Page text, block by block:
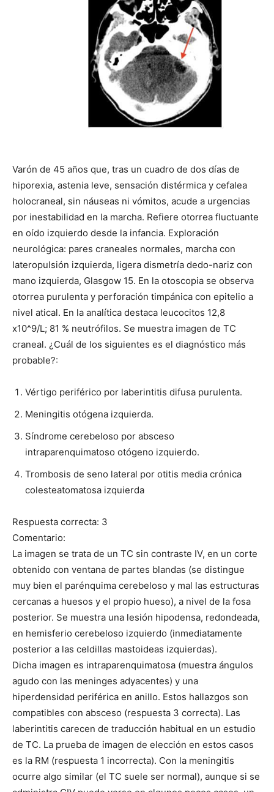
Varón de 45 años que, tras un cuadro de dos días de
hiporexia, astenia leve, sensación distérmica y cefalea
holocraneal, sin náuseas ni vómitos, acude a urgencias
por inestabilidad en la marcha. Refiere otorrea fluctuante
en oído izquierdo desde la infancia. Exploración
neurológica: pares craneales normales, marcha con
lateropulsión izquierda, ligera dismetría dedo-nariz con
mano izquierda, Glasgow 15. En la otoscopia se observa
otorrea purulenta y perforación timpánica con epitelio a
nivel atical. En la analítica destaca leucocitos 12,8
x10^9/L; 81 % neutrófilos. Se muestra imagen de TC
craneal. ¿Cuál de los siguientes es el diagnóstico más
probable?:
Vértigo periférico por laberintitis difusa purulenta.
Meningitis otógena izquierda.
Síndrome cerebeloso por absceso
intraparenquimatoso otógeno izquierdo.
Trombosis de seno lateral por otitis media crónica
colesteatomatosa izquierda
Respuesta correcta: 3
Comentario:
La imagen se trata de un TC sin contraste IV, en un corte
obtenido con ventana de partes blandas (se distingue
muy bien el parénquima cerebeloso y mal las estructuras
cercanas a huesos y el propio hueso), a nivel de la fosa
posterior. Se muestra una lesión hipodensa, redondeada,
en hemisferio cerebeloso izquierdo (inmediatamente
posterior a las celdillas mastoideas izquierdas).
Dicha imagen es intraparenquimatosa (muestra ángulos
agudo con las meninges adyacentes) y una
hiperdensidad periférica en anillo. Estos hallazgos son
compatibles con absceso (respuesta 3 correcta). Las
laberintitis carecen de traducción habitual en un estudio
de TC. La prueba de imagen de elección en estos casos
es la RM (respuesta 1 incorrecta). Con la meningitis
ocurre algo similar (el TC suele ser normal), aunque si se